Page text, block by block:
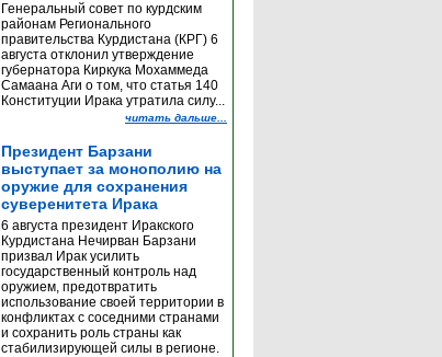
Генеральный совет по курдским
районам Регионального
правительства Курдистана (КРГ) 6
августа отклонил утверждение
губернатора Киркука Мохаммеда
Самаана Аги о том, что статья 140
Конституции Ирака утратила силу...
читать дальше...
Президент Барзани
выступает за монополию на
оружие для сохранения
суверенитета Ирака
6 августа президент Иракского
Курдистана Нечирван Барзани
призвал Ирак усилить
государственный контроль над
оружием, предотвратить
использование своей территории в
конфликтах с соседними странами
и сохранить роль страны как
стабилизирующей силы в регионе.